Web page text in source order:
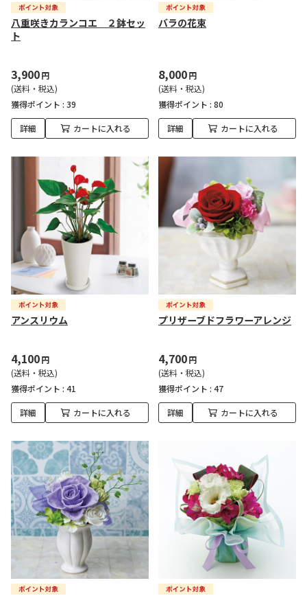
八重咲きカランコエ ２鉢セッ
ト
3,900円
(送料・税込)
獲得ポイント : 39
詳細 カートに入れる
バラの花束
8,000円
(送料・税込)
獲得ポイント : 80
詳細 カートに入れる
アンスリウム
4,100円
(送料・税込)
獲得ポイント : 41
詳細 カートに入れる
プリザーブドフラワーアレンジ
4,700円
(送料・税込)
獲得ポイント : 47
詳細 カートに入れる